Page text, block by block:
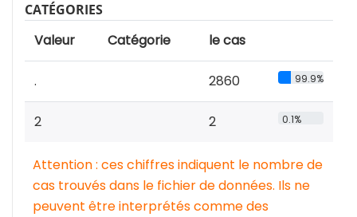
CATÉGORIES
Valeur Catégorie le cas
. 2860 99.9%
2 2 0.1%
Attention : ces chiffres indiquent le nombre de
cas trouvés dans le fichier de données. Ils ne
peuvent être interprétés comme des